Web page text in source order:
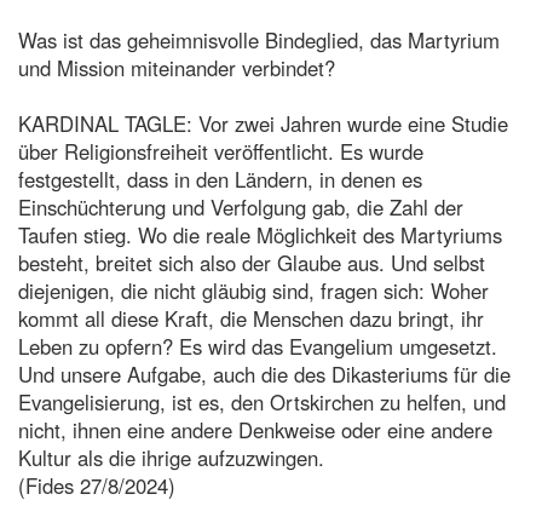
Was ist das geheimnisvolle Bindeglied, das Martyrium
und Mission miteinander verbindet?
KARDINAL TAGLE: Vor zwei Jahren wurde eine Studie
über Religionsfreiheit veröffentlicht. Es wurde
festgestellt, dass in den Ländern, in denen es
Einschüchterung und Verfolgung gab, die Zahl der
Taufen stieg. Wo die reale Möglichkeit des Martyriums
besteht, breitet sich also der Glaube aus. Und selbst
diejenigen, die nicht gläubig sind, fragen sich: Woher
kommt all diese Kraft, die Menschen dazu bringt, ihr
Leben zu opfern? Es wird das Evangelium umgesetzt.
Und unsere Aufgabe, auch die des Dikasteriums für die
Evangelisierung, ist es, den Ortskirchen zu helfen, und
nicht, ihnen eine andere Denkweise oder eine andere
Kultur als die ihrige aufzuzwingen.
(Fides 27/8/2024)